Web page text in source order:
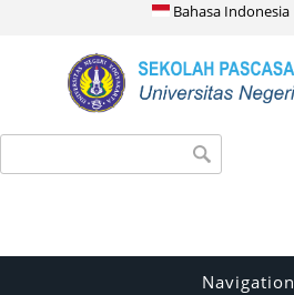
Bahasa Indonesia
Search form
Navigation